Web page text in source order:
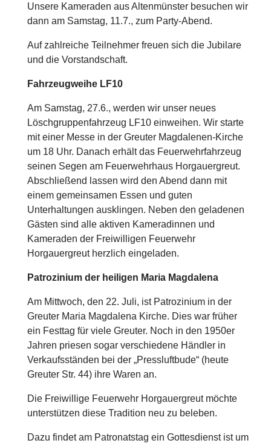
Unsere Kameraden aus Altenmünster besuchen wir
dann am Samstag, 11.7., zum Party-Abend.
Auf zahlreiche Teilnehmer freuen sich die Jubilare
und die Vorstandschaft.
Fahrzeugweihe LF10
Am Samstag, 27.6., werden wir unser neues
Löschgruppenfahrzeug LF10 einweihen. Wir starte
mit einer Messe in der Greuter Magdalenen-Kirche
um 18 Uhr. Danach erhält das Feuerwehrfahrzeug
seinen Segen am Feuerwehrhaus Horgauergreut.
Abschließend lassen wird den Abend dann mit
einem gemeinsamen Essen und guten
Unterhaltungen ausklingen. Neben den geladenen
Gästen sind alle aktiven Kameradinnen und
Kameraden der Freiwilligen Feuerwehr
Horgauergreut herzlich eingeladen.
Patrozinium der heiligen Maria Magdalena
Am Mittwoch, den 22. Juli, ist Patrozinium in der
Greuter Maria Magdalena Kirche. Dies war früher
ein Festtag für viele Greuter. Noch in den 1950er
Jahren priesen sogar verschiedene Händler in
Verkaufsständen bei der „Pressluftbude“ (heute
Greuter Str. 44) ihre Waren an.
Die Freiwillige Feuerwehr Horgauergreut möchte
unterstützen diese Tradition neu zu beleben.
Dazu findet am Patronatstag ein Gottesdienst ist um